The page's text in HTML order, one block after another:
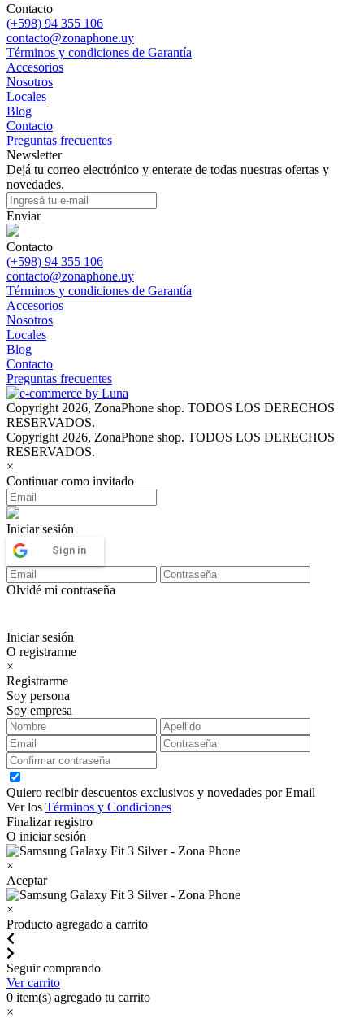
Contacto
(+598) 94 355 106
contacto@zonaphone.uy
Términos y condiciones de Garantía
Accesorios
Nosotros
Locales
Blog
Contacto
Preguntas frecuentes
Newsletter
Dejá tu correo electrónico y enterate de todas nuestras ofertas y
novedades.
Enviar
Contacto
(+598) 94 355 106
contacto@zonaphone.uy
Términos y condiciones de Garantía
Accesorios
Nosotros
Locales
Blog
Contacto
Preguntas frecuentes
Copyright 2026, ZonaPhone shop. TODOS LOS DERECHOS
RESERVADOS.
Copyright 2026, ZonaPhone shop. TODOS LOS DERECHOS
RESERVADOS.
×
Continuar como invitado
Iniciar sesión
Sign in
Olvidé mi contraseña
Iniciar sesión
O registrarme
×
Registrarme
Soy persona
Soy empresa
Quiero recibir descuentos exclusivos y novedades por Email
Ver los Términos y Condiciones
Finalizar registro
O iniciar sesión
×
Aceptar
×
Producto agregado a carrito
Seguir comprando
Ver carrito
0 item(s) agregado tu carrito
×